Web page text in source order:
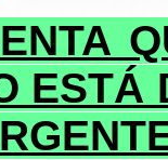
ESTÁ